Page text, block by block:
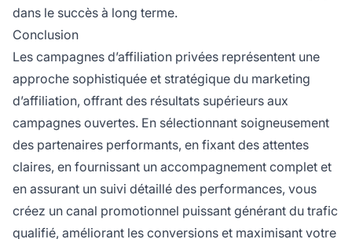
dans le succès à long terme.
Conclusion
Les campagnes d’affiliation privées représentent une
approche sophistiquée et stratégique du marketing
d’affiliation, offrant des résultats supérieurs aux
campagnes ouvertes. En sélectionnant soigneusement
des partenaires performants, en fixant des attentes
claires, en fournissant un accompagnement complet et
en assurant un suivi détaillé des performances, vous
créez un canal promotionnel puissant générant du trafic
qualifié, améliorant les conversions et maximisant votre